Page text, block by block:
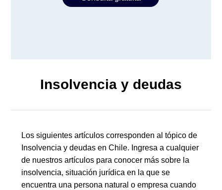
Insolvencia y deudas
Los siguientes artículos corresponden al tópico de
Insolvencia y deudas en Chile. Ingresa a cualquier
de nuestros artículos para conocer más sobre la
insolvencia, situación jurídica en la que se
encuentra una persona natural o empresa cuando